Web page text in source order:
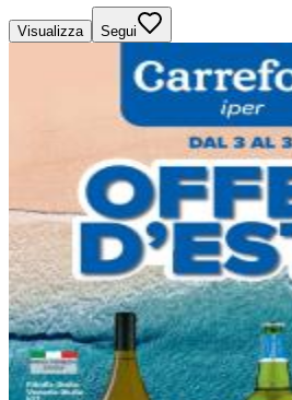
Visualizza Segui